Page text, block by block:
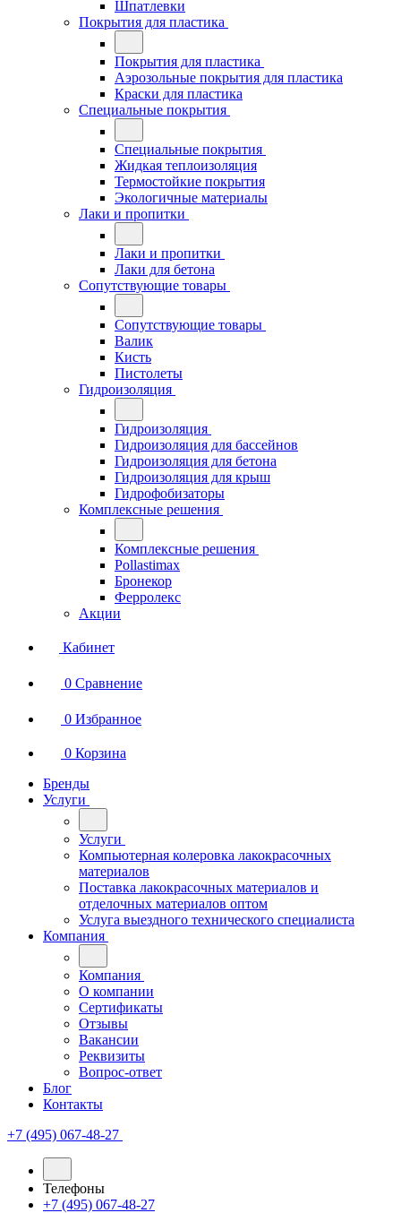
Шпатлевки
Покрытия для пластика
Покрытия для пластика
Аэрозольные покрытия для пластика
Краски для пластика
Специальные покрытия
Специальные покрытия
Жидкая теплоизоляция
Термостойкие покрытия
Экологичные материалы
Лаки и пропитки
Лаки и пропитки
Лаки для бетона
Сопутствующие товары
Сопутствующие товары
Валик
Кисть
Пистолеты
Гидроизоляция
Гидроизоляция
Гидроизоляция для бассейнов
Гидроизоляция для бетона
Гидроизоляция для крыш
Гидрофобизаторы
Комплексные решения
Комплексные решения
Pollastimax
Бронекор
Ферролекс
Акции
Кабинет
0 Сравнение
0 Избранное
0 Корзина
Бренды
Услуги
Услуги
Компьютерная колеровка лакокрасочных
материалов
Поставка лакокрасочных материалов и
отделочных материалов оптом
Услуга выездного технического специалиста
Компания
Компания
О компании
Сертификаты
Отзывы
Вакансии
Реквизиты
Вопрос-ответ
Блог
Контакты
+7 (495) 067-48-27
Телефоны
+7 (495) 067-48-27